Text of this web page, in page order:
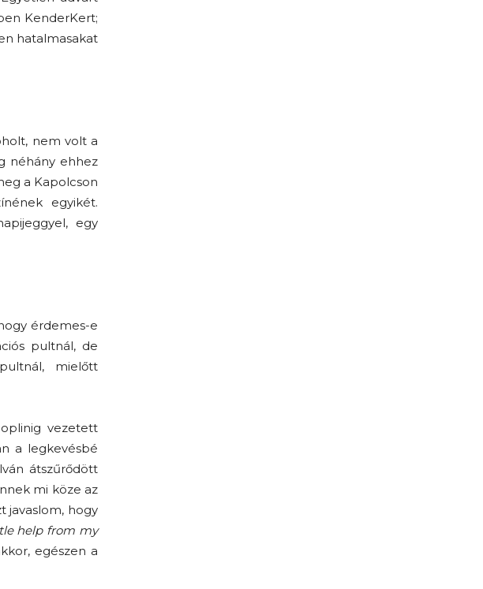
KenderKert;
hatalmasakat
nem volt a
néhány ehhez
a Kapolcson
egyikét.
egy
érdemes-e
pultnál, de
mielőtt
vezetett
a legkevésbé
átszűrődött
mi köze az
javaslom, hogy
help from my
egészen a